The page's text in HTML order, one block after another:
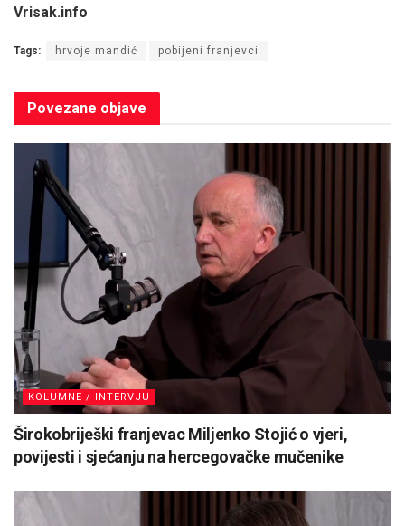
Vrisak.info
Tags: hrvoje mandić pobijeni franjevci
Povezane objave
KOLUMNE / INTERVJU
Širokobriješki franjevac Miljenko Stojić o vjeri,
povijesti i sjećanju na hercegovačke mučenike